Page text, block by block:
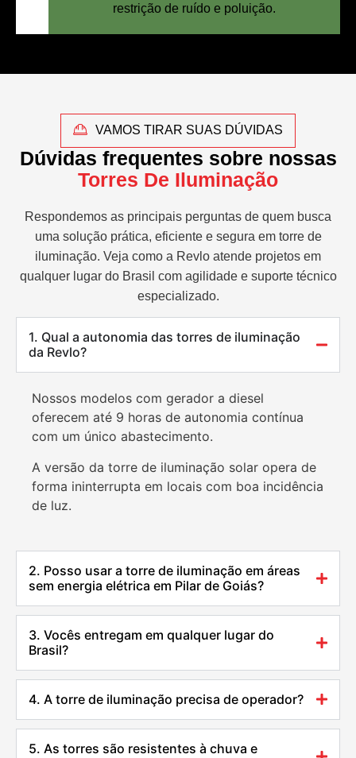
restrição de ruído e poluição.
VAMOS TIRAR SUAS DÚVIDAS
Dúvidas frequentes sobre nossas
Torres De Iluminação
Respondemos as principais perguntas de quem busca
uma solução prática, eficiente e segura em torre de
iluminação. Veja como a Revlo atende projetos em
qualquer lugar do Brasil com agilidade e suporte técnico
especializado.
1. Qual a autonomia das torres de iluminação
da Revlo?
Nossos modelos com gerador a diesel
oferecem até 9 horas de autonomia contínua
com um único abastecimento.
A versão da torre de iluminação solar opera de
forma ininterrupta em locais com boa incidência
de luz.
2. Posso usar a torre de iluminação em áreas
sem energia elétrica em Pilar de Goiás?
3. Vocês entregam em qualquer lugar do
Brasil?
4. A torre de iluminação precisa de operador?
5. As torres são resistentes à chuva e